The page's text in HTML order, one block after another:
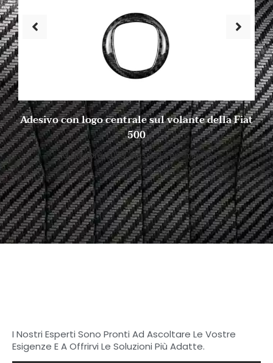
Adesivo con logo centrale sul volante della Fiat
500
10 ottobre 2023 Nessun commento
I Nostri Esperti Sono Pronti Ad Ascoltare Le Vostre
Esigenze E A Offrirvi Le Soluzioni Più Adatte.